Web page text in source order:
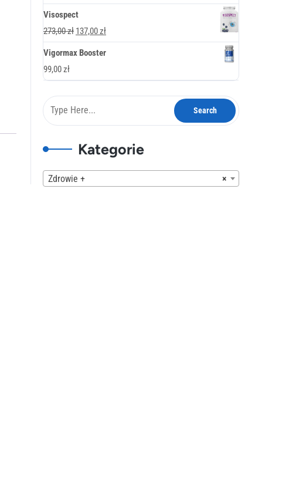
378,00 zł.189,00 zł.
wynosiła:
247,00 zł.137,00 zł.
Visospect
273,00zł Pierwotna
cena
273,00 zł.
137,00złAktualna
137,00 zł.
Vigormax Booster
99,00zł
Kategorie
×
Zdrowie +